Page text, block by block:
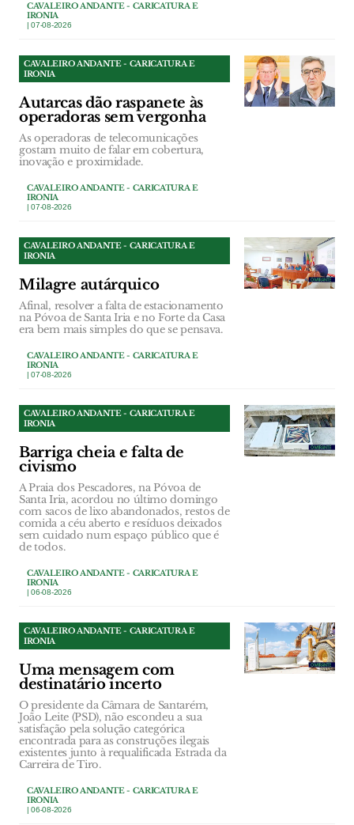
CAVALEIRO ANDANTE - CARICATURA E
IRONIA
| 07-08-2026
CAVALEIRO ANDANTE - CARICATURA E
IRONIA
Autarcas dão raspanete às
operadoras sem vergonha
As operadoras de telecomunicações
gostam muito de falar em cobertura,
inovação e proximidade.
CAVALEIRO ANDANTE - CARICATURA E
IRONIA
| 07-08-2026
CAVALEIRO ANDANTE - CARICATURA E
IRONIA
Milagre autárquico
Afinal, resolver a falta de estacionamento
na Póvoa de Santa Iria e no Forte da Casa
era bem mais simples do que se pensava.
CAVALEIRO ANDANTE - CARICATURA E
IRONIA
| 07-08-2026
CAVALEIRO ANDANTE - CARICATURA E
IRONIA
Barriga cheia e falta de
civismo
A Praia dos Pescadores, na Póvoa de
Santa Iria, acordou no último domingo
com sacos de lixo abandonados, restos de
comida a céu aberto e resíduos deixados
sem cuidado num espaço público que é
de todos.
CAVALEIRO ANDANTE - CARICATURA E
IRONIA
| 06-08-2026
CAVALEIRO ANDANTE - CARICATURA E
IRONIA
Uma mensagem com
destinatário incerto
O presidente da Câmara de Santarém,
João Leite (PSD), não escondeu a sua
satisfação pela solução categórica
encontrada para as construções ilegais
existentes junto à requalificada Estrada da
Carreira de Tiro.
CAVALEIRO ANDANTE - CARICATURA E
IRONIA
| 06-08-2026